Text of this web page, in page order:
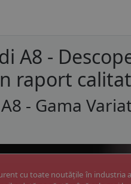
A8 -
raport
- Gama
cu toate noutățile în industria